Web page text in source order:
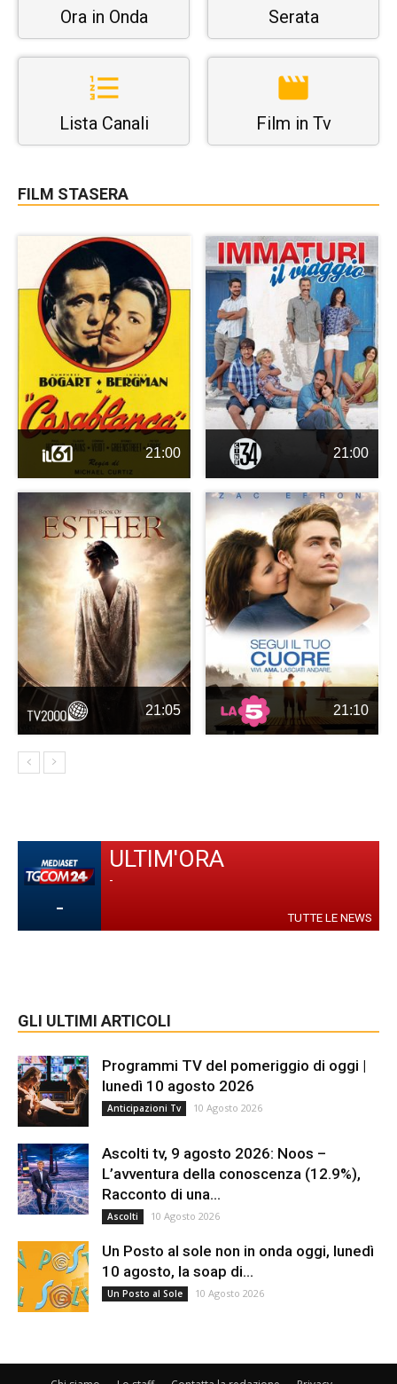
Ora in Onda Serata
Lista Canali Film in Tv
FILM STASERA
21:00 21:00
21:05 21:10
-
ULTIM'ORA
-
TUTTE LE NEWS
GLI ULTIMI ARTICOLI
Programmi TV del pomeriggio di oggi |
lunedì 10 agosto 2026
Anticipazioni Tv 10 Agosto 2026
Ascolti tv, 9 agosto 2026: Noos –
L’avventura della conoscenza (12.9%),
Racconto di una...
Ascolti 10 Agosto 2026
Un Posto al sole non in onda oggi, lunedì
10 agosto, la soap di...
Un Posto al Sole 10 Agosto 2026